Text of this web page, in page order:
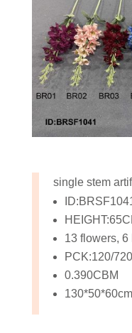
single stem
13 flowers, 6
PCK:120/
0.390CBM
130*50*60cm